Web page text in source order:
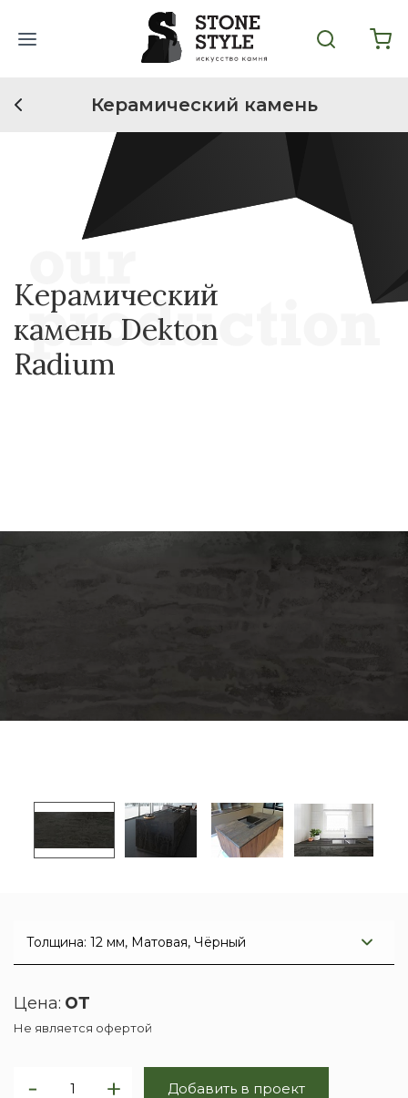
Керамический камень
Керамический
камень Dekton
Radium
Цена: от
Не является офертой
Добавить в проект